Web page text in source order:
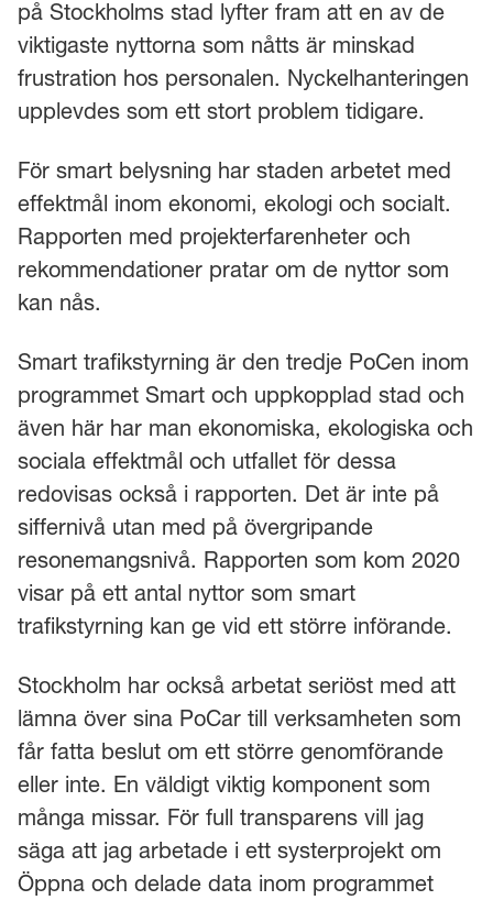
på Stockholms stad lyfter fram att en av de
viktigaste nyttorna som nåtts är minskad
frustration hos personalen. Nyckelhanteringen
upplevdes som ett stort problem tidigare.
För smart belysning har staden arbetet med
effektmål inom ekonomi, ekologi och socialt.
Rapporten med projekterfarenheter och
rekommendationer pratar om de nyttor som
kan nås.
Smart trafikstyrning är den tredje PoCen inom
programmet Smart och uppkopplad stad och
även här har man ekonomiska, ekologiska och
sociala effektmål och utfallet för dessa
redovisas också i rapporten. Det är inte på
siffernivå utan med på övergripande
resonemangsnivå. Rapporten som kom 2020
visar på ett antal nyttor som smart
trafikstyrning kan ge vid ett större införande.
Stockholm har också arbetat seriöst med att
lämna över sina PoCar till verksamheten som
får fatta beslut om ett större genomförande
eller inte. En väldigt viktig komponent som
många missar. För full transparens vill jag
säga att jag arbetade i ett systerprojekt om
Öppna och delade data inom programmet